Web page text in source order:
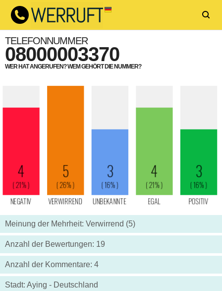
TELEFONNUMMER
08000003370
WER HAT ANGERUFEN? WEM GEHÖRT DIE NUMMER?
Meinung der Mehrheit: Verwirrend (5)
Anzahl der Bewertungen: 19
Anzahl der Kommentare: 4
Stadt: Aying - Deutschland